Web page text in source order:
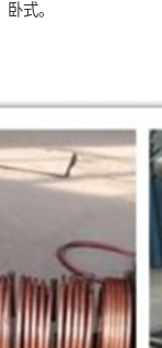
卧式。